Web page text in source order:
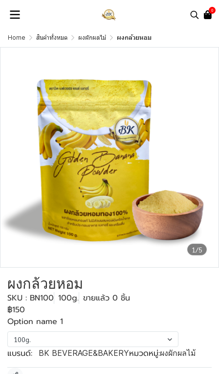
0
Home สินค้าทั้งหมด ผงผักผลไม้ ผงกล้วยหอม
1/5
ผงกล้วยหอม
SKU : BN100 100g. ขายแล้ว 0 ชิ้น
฿150
Option name 1
100g.
แบรนด์: BK BEVERAGE&BAKERYหมวดหมู่:ผงผักผลไม้